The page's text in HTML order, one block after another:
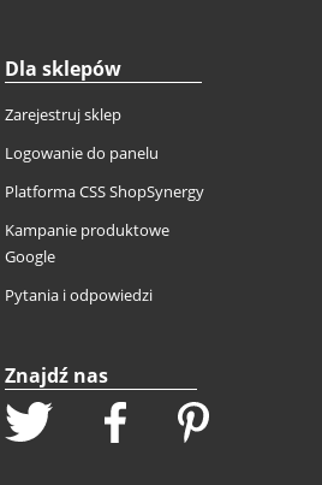
Dla sklepów
Zarejestruj sklep
Logowanie do panelu
Platforma CSS ShopSynergy
Kampanie produktowe
Google
Pytania i odpowiedzi
Znajdź nas